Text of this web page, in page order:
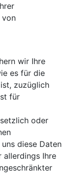
von
wir Ihre
es für die
zuzüglich
für
oder
diese Daten
allerdings Ihre